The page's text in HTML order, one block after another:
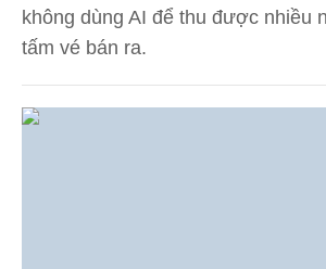
không dùng AI để thu được nhiều
tấm vé bán ra.